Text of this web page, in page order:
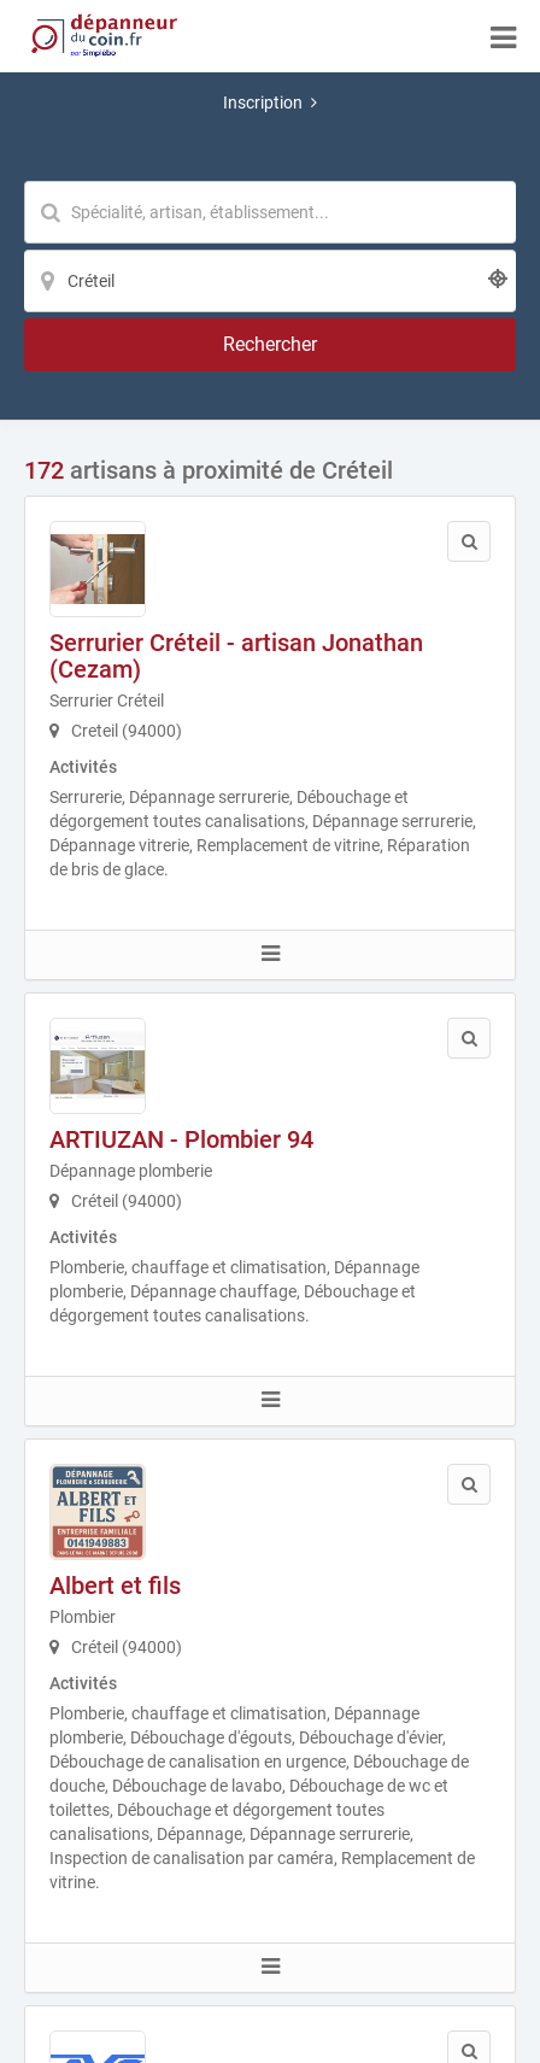
Inscription
Rechercher
172 artisans à proximité de Créteil
Serrurier Créteil - artisan Jonathan
(Cezam)
Serrurier Créteil
Creteil (94000)
Activités
Serrurerie, Dépannage serrurerie, Débouchage et
dégorgement toutes canalisations, Dépannage serrurerie,
Dépannage vitrerie, Remplacement de vitrine, Réparation
de bris de glace.
ARTIUZAN - Plombier 94
Dépannage plomberie
Créteil (94000)
Activités
Plomberie, chauffage et climatisation, Dépannage
plomberie, Dépannage chauffage, Débouchage et
dégorgement toutes canalisations.
Albert et fils
Plombier
Créteil (94000)
Activités
Plomberie, chauffage et climatisation, Dépannage
plomberie, Débouchage d'égouts, Débouchage d'évier,
Débouchage de canalisation en urgence, Débouchage de
douche, Débouchage de lavabo, Débouchage de wc et
toilettes, Débouchage et dégorgement toutes
canalisations, Dépannage, Dépannage serrurerie,
Inspection de canalisation par caméra, Remplacement de
vitrine.